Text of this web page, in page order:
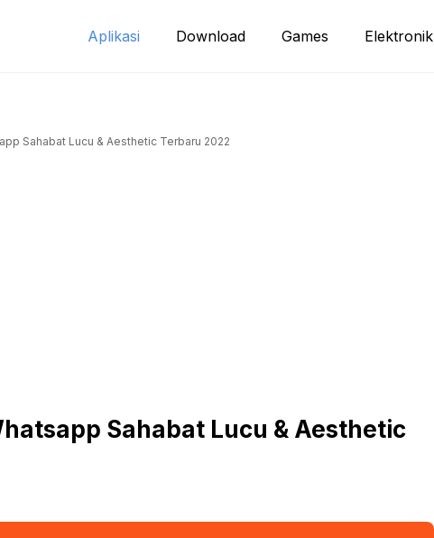
Aplikasi Download Games Elektronik
Sahabat Lucu & Aesthetic Terbaru 2022
Sahabat Lucu & Aesthetic